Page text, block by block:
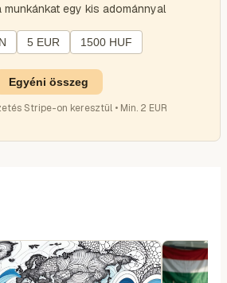
munkánkat egy kis adománnyal
5 EUR 1500 HUF
Egyéni összeg
Stripe-on keresztül • Min. 2 EUR